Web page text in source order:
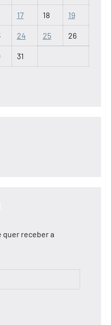
17 18 19
24 25 26
31
quer receber a